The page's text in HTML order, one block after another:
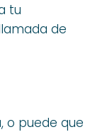
tu
de
o puede que